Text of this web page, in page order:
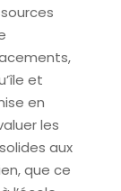
et
en
les
aux
que ce